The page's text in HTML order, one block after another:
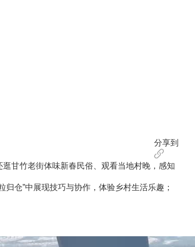
分享到
甘竹老街体味新春民俗、观看当地村晚，感知
仓”中展现技巧与协作，体验乡村生活乐趣；